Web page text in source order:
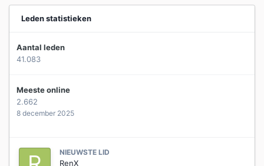
Leden statistieken
Aantal leden
41.083
Meeste online
2.662
8 december 2025
NIEUWSTE LID
RenX